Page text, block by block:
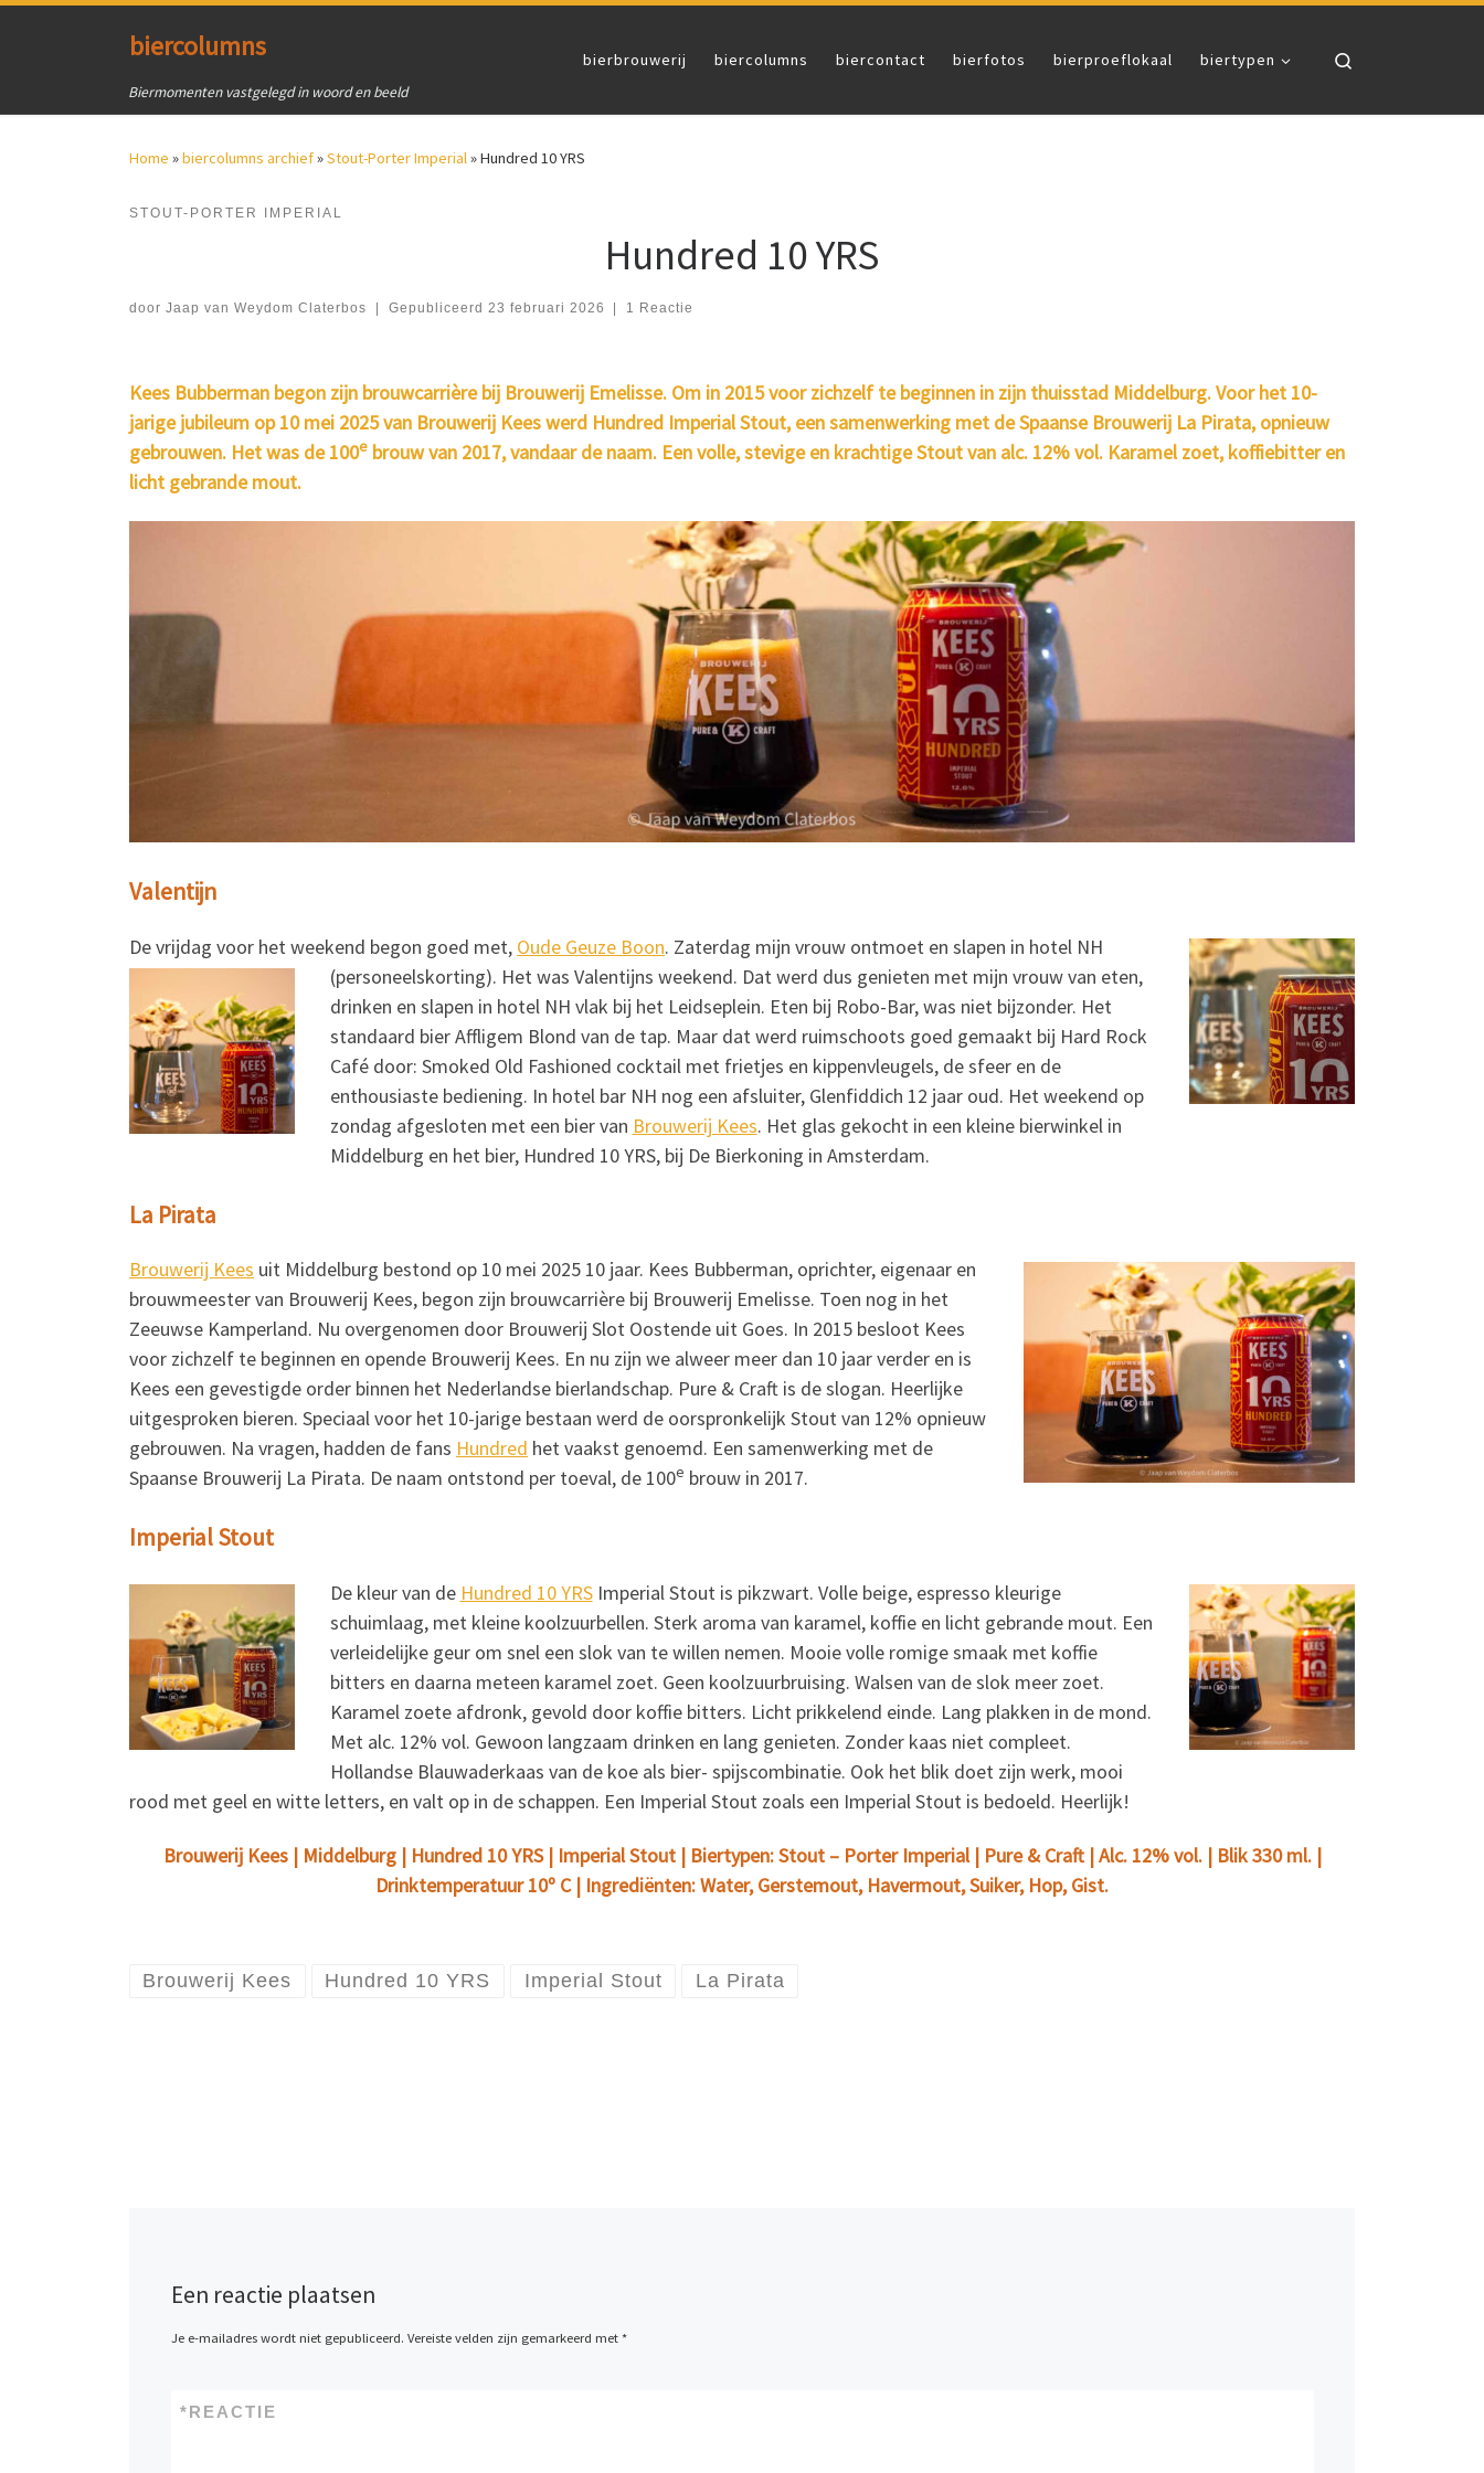
biercolumns
Biermomenten vastgelegd in woord en beeld
bierbrouwerij biercolumns biercontact bierfotos bierproeflokaal biertypen
Home »biercolumns archief»Stout-Porter Imperial»Hundred 10 YRS
STOUT-PORTER IMPERIAL
Hundred 10 YRS
door Jaap van Weydom Claterbos Gepubliceerd 23 februari 2026 1 Reactie
Kees Bubberman begon zijn brouwcarrière bij Brouwerij Emelisse. Om in 2015 voor zichzelf te beginnen in zijn thuisstad Middelburg. Voor het 10-
jarige jubileum op 10 mei 2025 van Brouwerij Kees werd Hundred Imperial Stout, een samenwerking met de Spaanse Brouwerij La Pirata, opnieuw
gebrouwen. Het was de 100e brouw van 2017, vandaar de naam. Een volle, stevige en krachtige Stout van alc. 12% vol. Karamel zoet, koffiebitter en
licht gebrande mout.
Valentijn
De vrijdag voor het weekend begon goed met, Oude Geuze Boon. Zaterdag mijn vrouw ontmoet en slapen in hotel NH
(personeelskorting). Het was Valentijns weekend. Dat werd dus genieten met mijn vrouw van eten,
drinken en slapen in hotel NH vlak bij het Leidseplein. Eten bij Robo-Bar, was niet bijzonder. Het
standaard bier Affligem Blond van de tap. Maar dat werd ruimschoots goed gemaakt bij Hard Rock
Café door: Smoked Old Fashioned cocktail met frietjes en kippenvleugels, de sfeer en de
enthousiaste bediening. In hotel bar NH nog een afsluiter, Glenfiddich 12 jaar oud. Het weekend op
zondag afgesloten met een bier van Brouwerij Kees. Het glas gekocht in een kleine bierwinkel in
Middelburg en het bier, Hundred 10 YRS, bij De Bierkoning in Amsterdam.
La Pirata
Brouwerij Kees uit Middelburg bestond op 10 mei 2025 10 jaar. Kees Bubberman, oprichter, eigenaar en
brouwmeester van Brouwerij Kees, begon zijn brouwcarrière bij Brouwerij Emelisse. Toen nog in het
Zeeuwse Kamperland. Nu overgenomen door Brouwerij Slot Oostende uit Goes. In 2015 besloot Kees
voor zichzelf te beginnen en opende Brouwerij Kees. En nu zijn we alweer meer dan 10 jaar verder en is
Kees een gevestigde order binnen het Nederlandse bierlandschap. Pure & Craft is de slogan. Heerlijke
uitgesproken bieren. Speciaal voor het 10-jarige bestaan werd de oorspronkelijk Stout van 12% opnieuw
gebrouwen. Na vragen, hadden de fans Hundred het vaakst genoemd. Een samenwerking met de
Spaanse Brouwerij La Pirata. De naam ontstond per toeval, de 100e brouw in 2017.
Imperial Stout
De kleur van de Hundred 10 YRSImperial Stout is pikzwart. Volle beige, espresso kleurige
schuimlaag, met kleine koolzuurbellen. Sterk aroma van karamel, koffie en licht gebrande mout. Een
verleidelijke geur om snel een slok van te willen nemen. Mooie volle romige smaak met koffie
bitters en daarna meteen karamel zoet. Geen koolzuurbruising. Walsen van de slok meer zoet.
Karamel zoete afdronk, gevold door koffie bitters. Licht prikkelend einde. Lang plakken in de mond.
Met alc. 12% vol. Gewoon langzaam drinken en lang genieten. Zonder kaas niet compleet.
Hollandse Blauwaderkaas van de koe als bier- spijscombinatie. Ook het blik doet zijn werk, mooi
rood met geel en witte letters, en valt op in de schappen. Een Imperial Stout zoals een Imperial Stout is bedoeld. Heerlijk!
Brouwerij Kees | Middelburg | Hundred 10 YRS | Imperial Stout | Biertypen: Stout – Porter Imperial | Pure & Craft | Alc. 12% vol. | Blik 330 ml. |
Drinktemperatuur 10º C | Ingrediënten: Water, Gerstemout, Havermout, Suiker, Hop, Gist.
Brouwerij Kees Hundred 10 YRS Imperial Stout La Pirata
Een reactie plaatsen
Je e-mailadres wordt niet gepubliceerd. Vereiste velden zijn gemarkeerd met *
REACTIE
*